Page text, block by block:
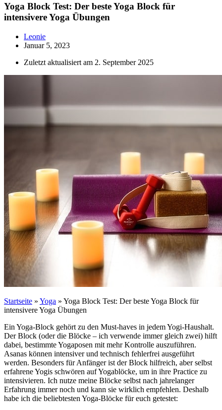
Yoga Block Test: Der beste Yoga Block für
intensivere Yoga Übungen
Leonie
Januar 5, 2023
Zuletzt aktualisiert am 2. September 2025
Startseite » Yoga » Yoga Block Test: Der beste Yoga Block für
intensivere Yoga Übungen
Ein Yoga-Block gehört zu den Must-haves in jedem Yogi-Haushalt.
Der Block (oder die Blöcke – ich verwende immer gleich zwei) hilft
dabei, bestimmte Yogaposen mit mehr Kontrolle auszuführen.
Asanas können intensiver und technisch fehlerfrei ausgeführt
werden. Besonders für Anfänger ist der Block hilfreich, aber selbst
erfahrene Yogis schwören auf Yogablöcke, um in ihre Practice zu
intensivieren. Ich nutze meine Blöcke selbst nach jahrelanger
Erfahrung immer noch und kann sie wirklich empfehlen. Deshalb
habe ich die beliebtesten Yoga-Blöcke für euch getestet: